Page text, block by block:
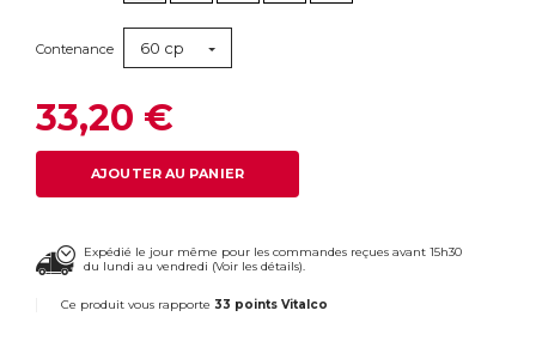
Contenance 60 cp
33,20 €
AJOUTER AU PANIER
Expédié le jour même pour les commandes reçues avant 15h30
du lundi au vendredi (Voir les détails).
Ce produit vous rapporte 33 points Vitalco